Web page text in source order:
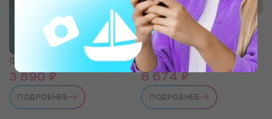
Флоатинг
3 890 ₽
ПОДРОБНЕЕ
Самостоятельная
фотосъёмка в студии
8 674 ₽
ПОДРОБНЕЕ